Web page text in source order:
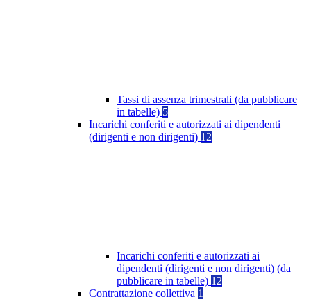
Tassi di assenza trimestrali (da pubblicare
in tabelle) 5
Incarichi conferiti e autorizzati ai dipendenti
(dirigenti e non dirigenti) 12
Incarichi conferiti e autorizzati ai
dipendenti (dirigenti e non dirigenti) (da
pubblicare in tabelle) 12
Contrattazione collettiva 1